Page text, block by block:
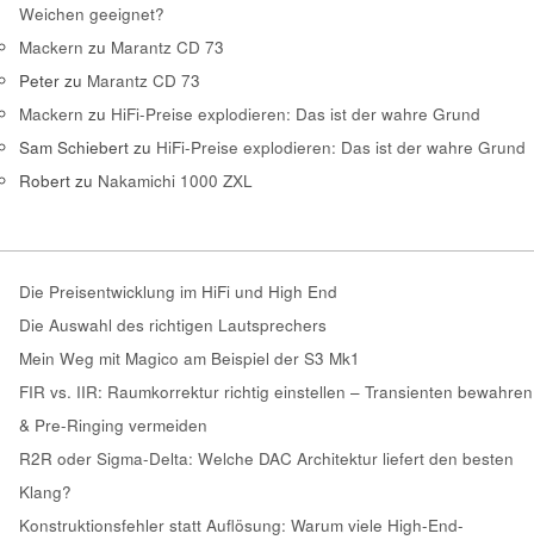
Weichen geeignet?
Mackern zu Marantz CD 73
Peter zu Marantz CD 73
Mackern zu HiFi-Preise explodieren: Das ist der wahre Grund
Sam Schiebert zu HiFi-Preise explodieren: Das ist der wahre Grund
Robert zu Nakamichi 1000 ZXL
Die Preisentwicklung im HiFi und High End
Die Auswahl des richtigen Lautsprechers
Mein Weg mit Magico am Beispiel der S3 Mk1
FIR vs. IIR: Raumkorrektur richtig einstellen – Transienten bewahren
& Pre-Ringing vermeiden
R2R oder Sigma-Delta: Welche DAC Architektur liefert den besten
Klang?
Konstruktionsfehler statt Auflösung: Warum viele High-End-